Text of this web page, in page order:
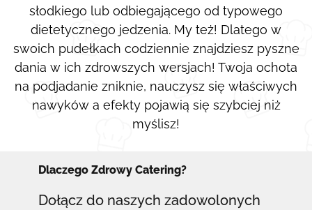
słodkiego lub odbiegającego od typowego
dietetycznego jedzenia. My też! Dlatego w
swoich pudełkach codziennie znajdziesz pyszne
dania w ich zdrowszych wersjach! Twoja ochota
na podjadanie zniknie, nauczysz się właściwych
nawyków a efekty pojawią się szybciej niż
myślisz!
Dlaczego Zdrowy Catering?
Dołącz do naszych zadowolonych